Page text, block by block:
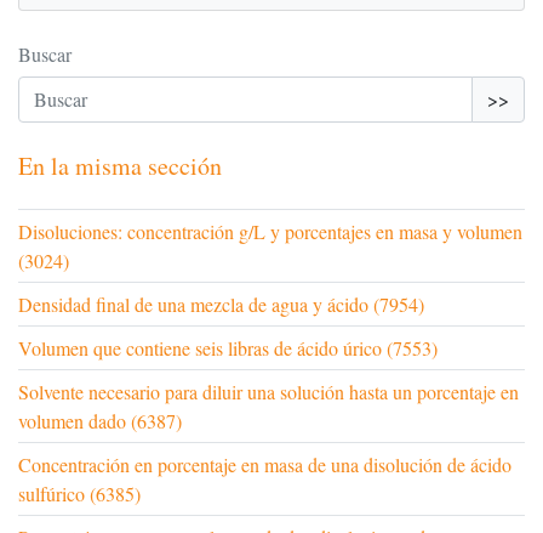
Buscar
>>
En la misma sección
Disoluciones: concentración g/L y porcentajes en masa y volumen
(3024)
Densidad final de una mezcla de agua y ácido (7954)
Volumen que contiene seis libras de ácido úrico (7553)
Solvente necesario para diluir una solución hasta un porcentaje en
volumen dado (6387)
Concentración en porcentaje en masa de una disolución de ácido
sulfúrico (6385)